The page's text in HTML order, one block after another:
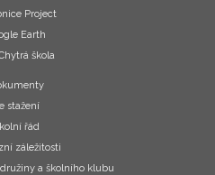
Project
Earth
škola
stažení
řád
záležitosti
a školního klubu